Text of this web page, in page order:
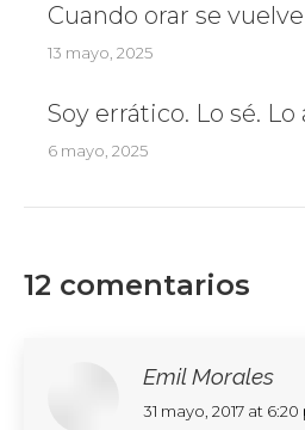
Cuando orar se
13 mayo, 2025
Soy errático. Lo sé. Lo
6 mayo, 2025
12 comentarios
Emil Morales
says:
31 mayo, 2017 at 6:20